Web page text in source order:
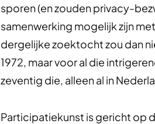
sporen (en zouden privacy-
samenwerking mogelijk zijn
dergelijke zoektocht zou dan
1972, maar voor al die
zeventig die, alleen al in
Participatiekunst is gericht op